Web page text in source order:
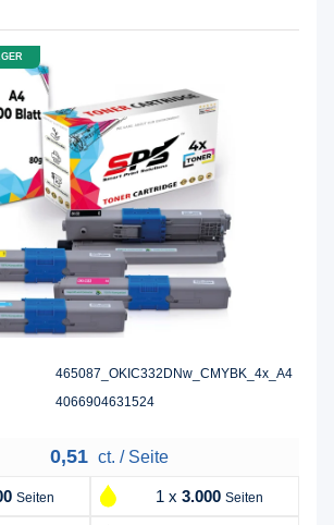
465087_OKIC332DNw_CMYBK_4x_A4
4066904631524
0,51 ct. / Seite
Seiten 1 x 3.000 Seiten